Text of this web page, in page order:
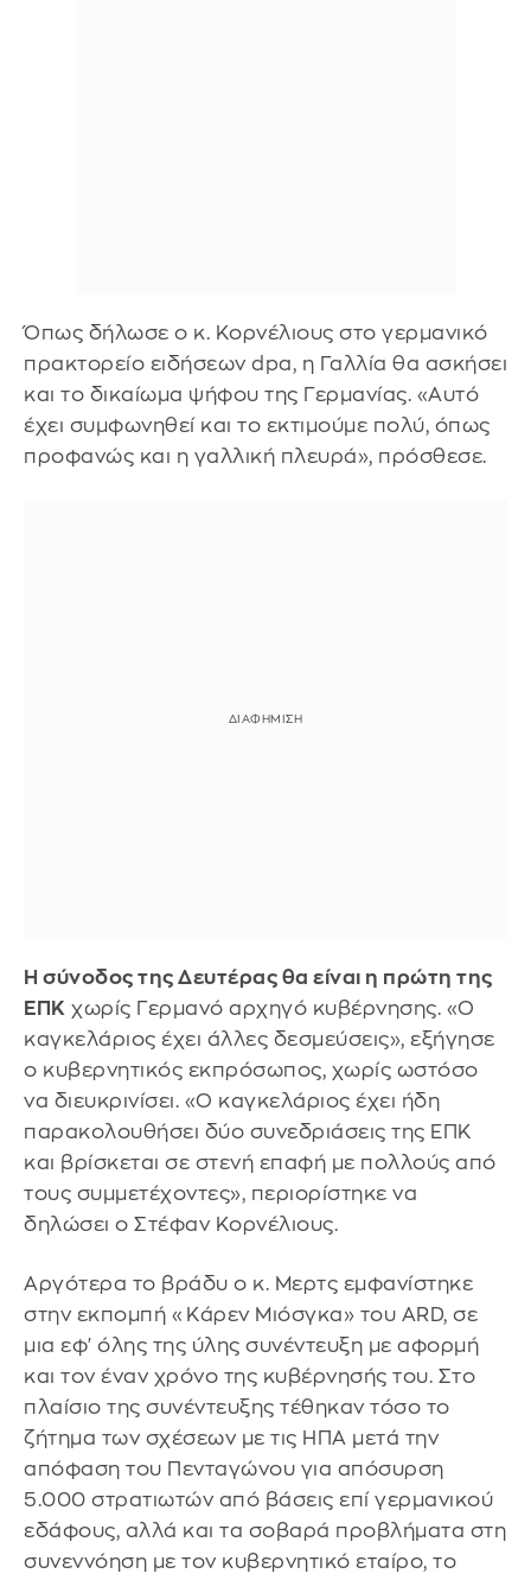
Όπως δήλωσε ο κ. Κορνέλιους στο γερμανικό
πρακτορείο ειδήσεων dpa, η Γαλλία θα ασκήσει
και το δικαίωμα ψήφου της Γερμανίας. «Αυτό
έχει συμφωνηθεί και το εκτιμούμε πολύ, όπως
προφανώς και η γαλλική πλευρά», πρόσθεσε.
Η σύνοδος της Δευτέρας θα είναι η πρώτη της
ΕΠΚ χωρίς Γερμανό αρχηγό κυβέρνησης. «Ο
καγκελάριος έχει άλλες δεσμεύσεις», εξήγησε
ο κυβερνητικός εκπρόσωπος, χωρίς ωστόσο
να διευκρινίσει. «Ο καγκελάριος έχει ήδη
παρακολουθήσει δύο συνεδριάσεις της ΕΠΚ
και βρίσκεται σε στενή επαφή με πολλούς από
τους συμμετέχοντες», περιορίστηκε να
δηλώσει ο Στέφαν Κορνέλιους.
Αργότερα το βράδυ ο κ. Μερτς εμφανίστηκε
στην εκπομπή «Κάρεν Μιόσγκα» του ARD, σε
μια εφ' όλης της ύλης συνέντευξη με αφορμή
και τον έναν χρόνο της κυβέρνησής του. Στο
πλαίσιο της συνέντευξης τέθηκαν τόσο το
ζήτημα των σχέσεων με τις ΗΠΑ μετά την
απόφαση του Πενταγώνου για απόσυρση
5.000 στρατιωτών από βάσεις επί γερμανικού
εδάφους, αλλά και τα σοβαρά προβλήματα στη
συνεννόηση με τον κυβερνητικό εταίρο, το